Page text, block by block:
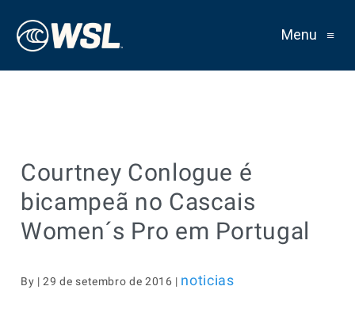
Menu ≡
Courtney Conlogue é
bicampeã no Cascais
Women´s Pro em Portugal
By | 29 de setembro de 2016 | noticias